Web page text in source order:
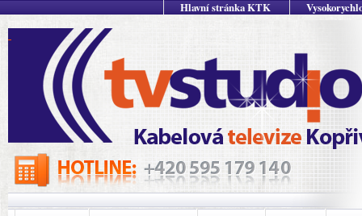
Hlavní stránka KTK